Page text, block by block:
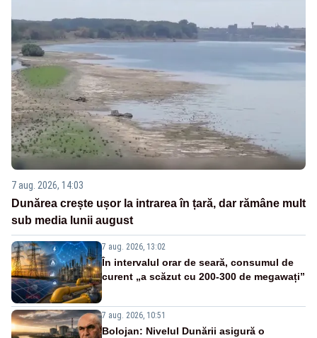
7 aug. 2026, 14:03
Dunărea crește ușor la intrarea în țară, dar rămâne mult
sub media lunii august
7 aug. 2026, 13:02
În intervalul orar de seară, consumul de
curent „a scăzut cu 200-300 de megawați”
7 aug. 2026, 10:51
Bolojan: Nivelul Dunării asigură o